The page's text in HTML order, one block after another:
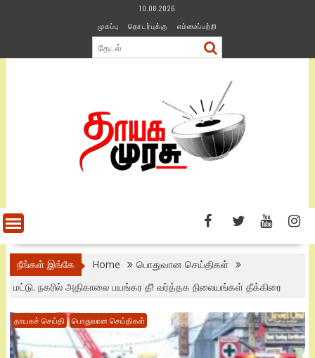
10.08.2026
முகப்பு
தொடர்புக்கு எம்மைப்பற்றி
நீங்கள் இங்கே Home
பொதுவான செய்திகள்
மட்டு. நகரில் அதிகாலை பயங்கர தீ! வர்த்தக நிலையங்கள் தீக்கிரை
தாயகச் செய்தி பொதுவான செய்திகள்